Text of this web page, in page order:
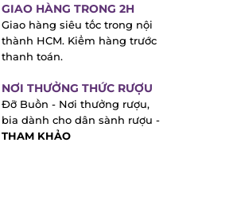
GIAO HÀNG TRONG 2H
Giao hàng siêu tốc trong nội
thành HCM. Kiểm hàng trước
thanh toán.
NƠI THƯỞNG THỨC RƯỢU
Đỡ Buồn - Nơi thưởng rượu,
bia dành cho dân sành rượu -
THAM KHẢO